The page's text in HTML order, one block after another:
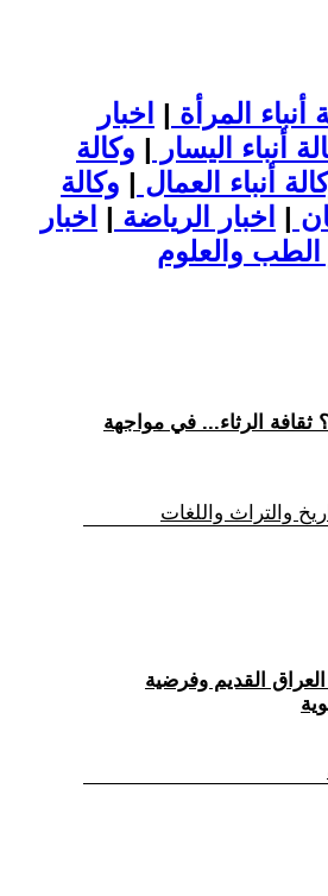
أنباء المرأة | اخبار
أنباء اليسار | وكالة
أنباء العمال | وكالة
| اخبار الرياضة | اخبار
ثقافة الرثاء... في مواجهة
والتراث واللغات
القديم وفرضية